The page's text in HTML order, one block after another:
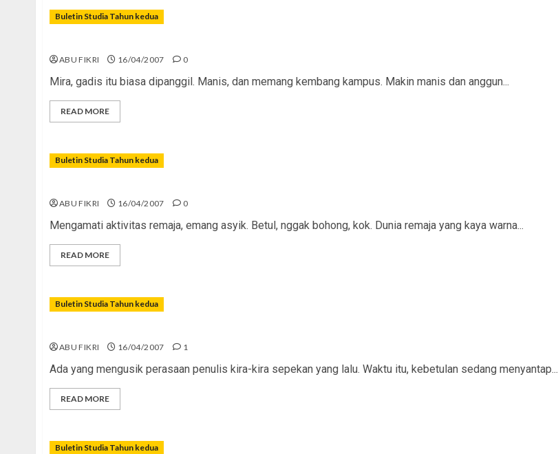
Buletin Studia Tahun kedua
ABU FIKRI 16/04/2007 0
Mira, gadis itu biasa dipanggil. Manis, dan memang kembang kampus. Makin manis dan anggun...
READ MORE
Buletin Studia Tahun kedua
ABU FIKRI 16/04/2007 0
Mengamati aktivitas remaja, emang asyik. Betul, nggak bohong, kok. Dunia remaja yang kaya warna...
READ MORE
Buletin Studia Tahun kedua
ABU FIKRI 16/04/2007 1
Ada yang mengusik perasaan penulis kira-kira sepekan yang lalu. Waktu itu, kebetulan sedang menyantap...
READ MORE
Buletin Studia Tahun kedua